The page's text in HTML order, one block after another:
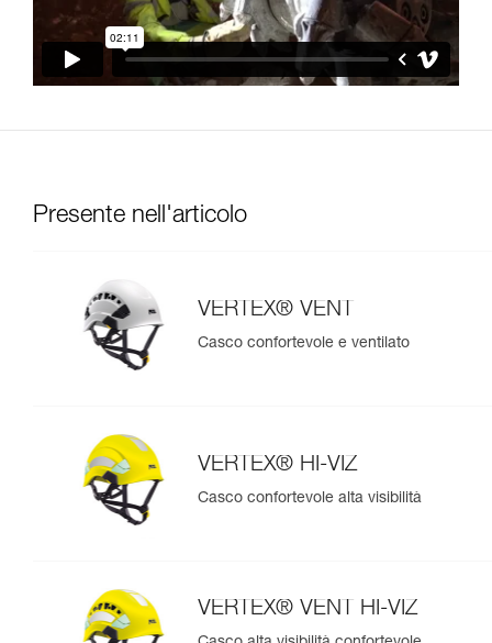
Presente nell'articolo
VERTEX® VENT
Casco confortevole e ventilato
VERTEX® HI-VIZ
Casco confortevole alta visibilità
VERTEX® VENT HI-VIZ